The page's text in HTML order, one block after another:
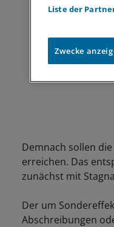
Demnach sollen
erreichen. Das
zunächst mit
Der um
Abschreibungen
Liste der
Zwecke